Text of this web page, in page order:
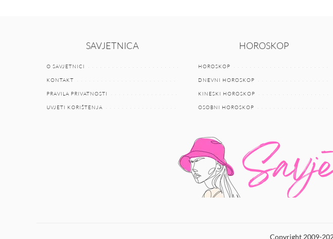
SAVJETNICA
O SAVJETNICI
KONTAKT
PRAVILA PRIVATNOSTI
UVJETI KORIŠTENJA
HOROSKOP
HOROSKOP
DNEVNI HOROSKOP
KINESKI HOROSKOP
OSOBNI HOROSKOP
Copyright 2009-